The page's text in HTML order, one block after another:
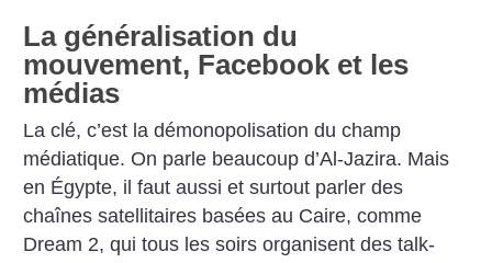
La généralisation du
mouvement, Facebook et les
médias
La clé, c’est la démonopolisation du champ
médiatique. On parle beaucoup d’Al-Jazira. Mais
en Égypte, il faut aussi et surtout parler des
chaînes satellitaires basées au Caire, comme
Dream 2, qui tous les soirs organisent des talk-